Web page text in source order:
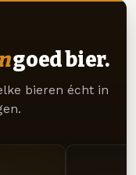
goed bier.
bieren écht in